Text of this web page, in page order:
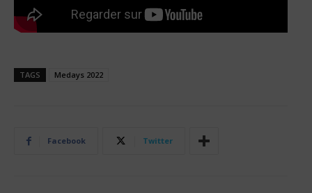
TAGS Medays 2022
Facebook Twitter